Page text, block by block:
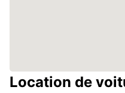
Location de